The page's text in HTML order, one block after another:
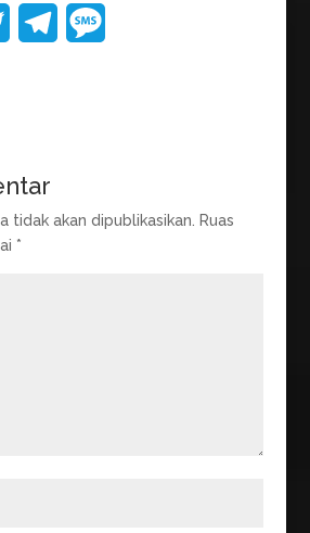
t
e
r
r
g
tidak akan dipublikasikan.
Ruas
*